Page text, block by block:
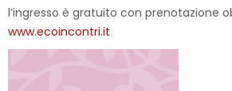
l’ingresso è gratuito con prenotazione
www.ecoincontri.it